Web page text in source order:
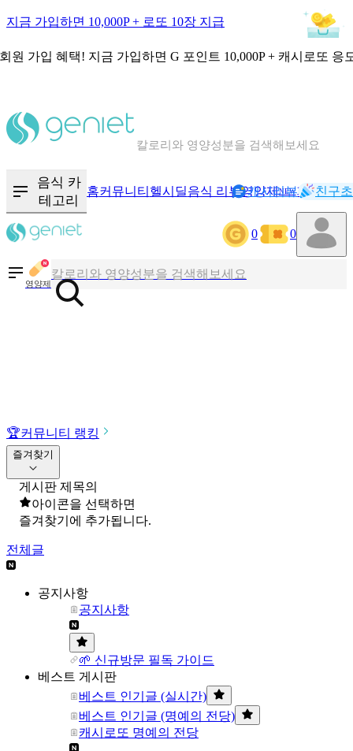
지금 가입하면 10,000P + 로또 10장 지급
원 가입 혜택! 지금 가입하면 G 포인트 10,000P + 캐시로또 응
혈당 · 다이어트 음식 검색해보세요
음식 카
테고리
홈커뮤니티 헬시딜음식 리뷰영양제NEW기록
캐시리뷰 친구
0 0
영양제
칼로리와 영양성분을 검색해보세요
혈당 · 다이어트 음식 검색해보세요
음식 · 영양제 리뷰를 찾아보세요
🏆커뮤니티 랭킹
즐겨찾기
게시판 제목의
아이콘을 선택하면
즐겨찾기에 추가됩니다.
전체글
공지사항
공지사항
🌱 신규방문 필독 가이드
베스트 게시판
베스트 인기글 (실시간)
베스트 인기글 (명예의 전당)
캐시로또 명예의 전당